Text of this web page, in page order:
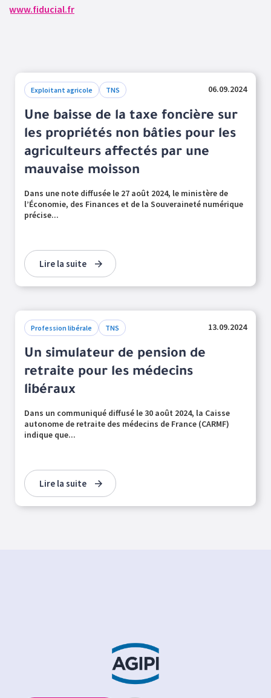
www.fiducial.fr
Exploitant agricole TNS 06.09.2024
Une baisse de la taxe foncière sur
les propriétés non bâties pour les
agriculteurs affectés par une
mauvaise moisson
Dans une note diffusée le 27 août 2024, le ministère de
l’Économie, des Finances et de la Souveraineté numérique
précise...
Lire la suite
Profession libérale TNS 13.09.2024
Un simulateur de pension de
retraite pour les médecins
libéraux
Dans un communiqué diffusé le 30 août 2024, la Caisse
autonome de retraite des médecins de France (CARMF)
indique que...
Lire la suite